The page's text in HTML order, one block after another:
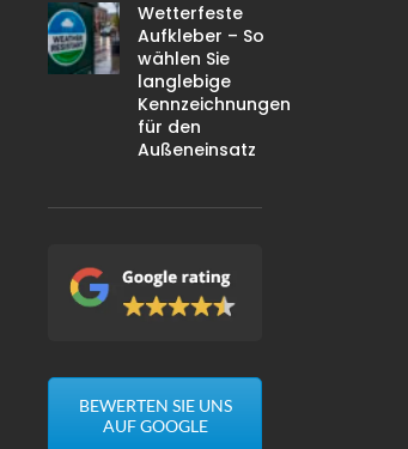
Wetterfeste
Aufkleber – So
wählen Sie
langlebige
Kennzeichnungen
für den
Außeneinsatz
BEWERTEN SIE UNS
AUF GOOGLE